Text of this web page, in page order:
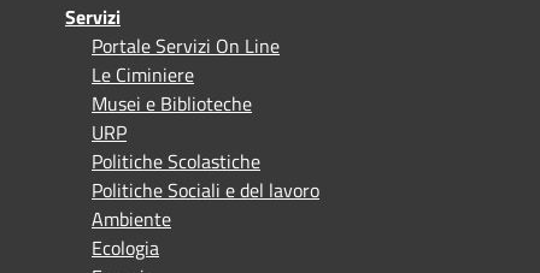
Servizi
Portale Servizi On Line
Le Ciminiere
Musei e Biblioteche
URP
Politiche Scolastiche
Politiche Sociali e del lavoro
Ambiente
Ecologia